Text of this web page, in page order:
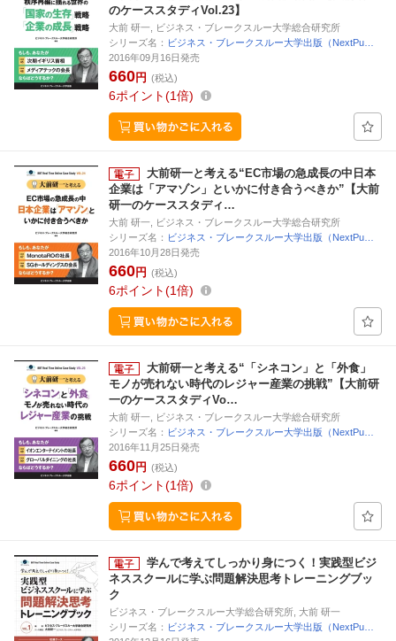
のケーススタディVol.23】
大前 研一, ビジネス・ブレークスルー大学総合研究所
シリーズ名： ビジネス・ブレークスルー大学出版（NextPu…
2016年09月16日発売
660円 (税込)
6ポイント 1倍
大前研一と考える“EC市場の急成長の中日本
企業は「アマゾン」といかに付き合うべきか”【大前
研一のケーススタディ…
大前 研一, ビジネス・ブレークスルー大学総合研究所
シリーズ名： ビジネス・ブレークスルー大学出版（NextPu…
2016年10月28日発売
660円 (税込)
6ポイント 1倍
大前研一と考える“「シネコン」と「外食」
モノが売れない時代のレジャー産業の挑戦”【大前研
一のケーススタディVo…
大前 研一, ビジネス・ブレークスルー大学総合研究所
シリーズ名： ビジネス・ブレークスルー大学出版（NextPu…
2016年11月25日発売
660円 (税込)
6ポイント 1倍
学んで考えてしっかり身につく！実践型ビジ
ネススクールに学ぶ問題解決思考トレーニングブッ
ク
ビジネス・ブレークスルー大学総合研究所, 大前 研一
シリーズ名： ビジネス・ブレークスルー大学出版（NextPu…